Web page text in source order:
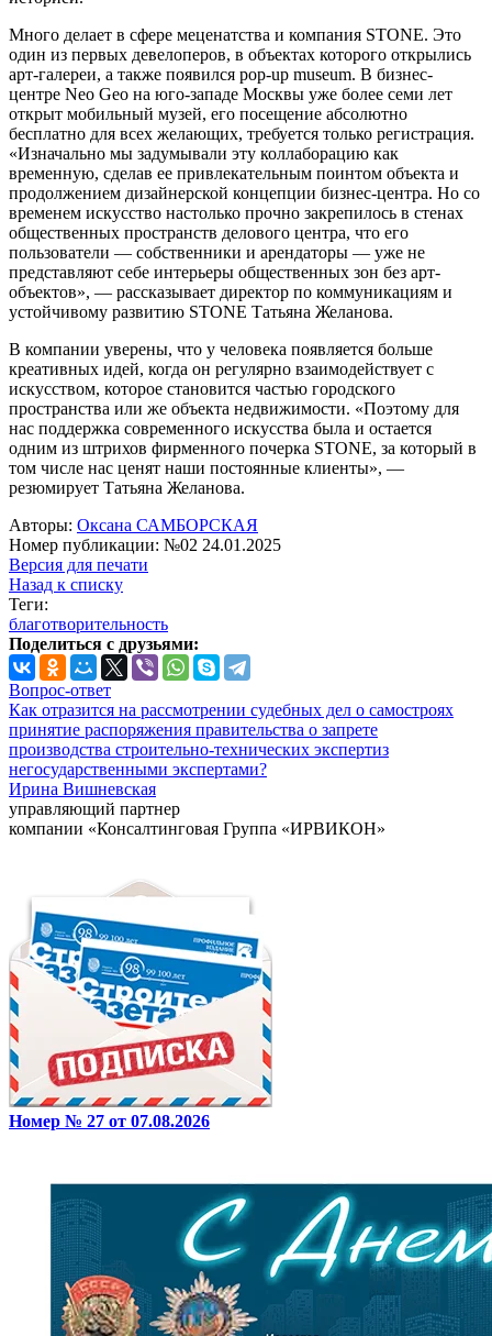
Много делает в сфере меценатства и компания STONE. Это
один из первых девелоперов, в объектах которого открылись
арт-галереи, а также появился pop-up museum. В бизнес-
центре Neo Geo на юго-западе Москвы уже более семи лет
открыт мобильный музей, его посещение абсолютно
бесплатно для всех желающих, требуется только регистрация.
«Изначально мы задумывали эту коллаборацию как
временную, сделав ее привлекательным поинтом объекта и
продолжением дизайнерской концепции бизнес-центра. Но со
временем искусство настолько прочно закрепилось в стенах
общественных пространств делового центра, что его
пользователи — собственники и арендаторы — уже не
представляют себе интерьеры общественных зон без арт-
объектов», — рассказывает директор по коммуникациям и
устойчивому развитию STONE Татьяна Желанова.
В компании уверены, что у человека появляется больше
креативных идей, когда он регулярно взаимодействует с
искусством, которое становится частью городского
пространства или же объекта недвижимости. «Поэтому для
нас поддержка современного искусства была и остается
одним из штрихов фирменного почерка STONE, за который в
том числе нас ценят наши постоянные клиенты», —
резюмирует Татьяна Желанова.
Авторы: Оксана САМБОРСКАЯ
Номер публикации: №02 24.01.2025
Версия для печати
Назад к списку
Теги:
благотворительность
Поделиться с друзьями:
Вопрос-ответ
Как отразится на рассмотрении судебных дел о самостроях
принятие распоряжения правительства о запрете
производства строительно-технических экспертиз
негосударственными экспертами?
Ирина Вишневская
управляющий партнер
компании «Консалтинговая Группа «ИРВИКОН»
Номер № 27 от 07.08.2026